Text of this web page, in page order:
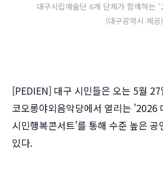
대구시립예술단 6개 단체가 함께하는
(대구광역시 제공)
[PEDIEN] 대구 시민들은 오는 5월
코오롱야외음악당에서 열리는 '2026
시민행복콘서트'를 통해 수준 높은 공
있다.